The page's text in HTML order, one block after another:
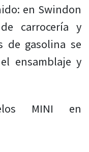
en Swindon
carrocería y
de gasolina se
ensamblaje y
MINI en